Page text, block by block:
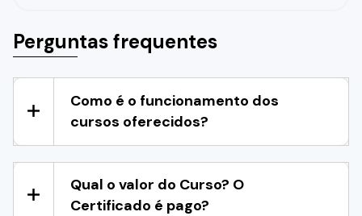
Perguntas frequentes
Como é o funcionamento dos
cursos oferecidos?
Qual o valor do Curso? O
Certificado é pago?